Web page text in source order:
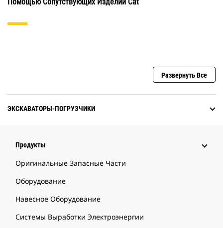
Развернуть Все
ЭКСКАВАТОРЫ-ПОГРУЗЧИКИ
Продукты
Оригинальные Запасные Части
Оборудование
Навесное Оборудование
Системы Выработки Электроэнергии